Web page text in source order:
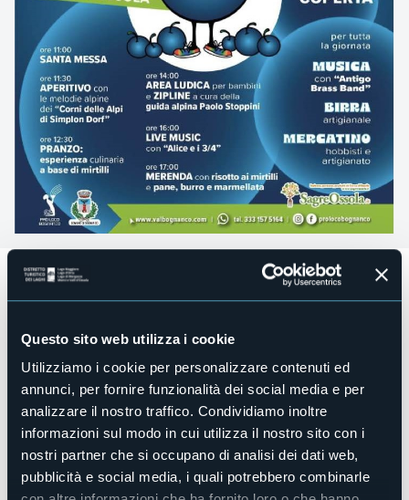
Questo sito web utilizza i cookie
Utilizziamo i cookie per personalizzare contenuti ed
annunci, per fornire funzionalità dei social media e per
analizzare il nostro traffico. Condividiamo inoltre
informazioni sul modo in cui utilizza il nostro sito con i
nostri partner che si occupano di analisi dei dati web,
pubblicità e social media, i quali potrebbero combinarle
***ANNULLATA CAUSA MALTEMPO***
33^ edizione della Sagra del Mirtillo
2024 a partire dalle 11.00
Finalmente, dopo una lunga attesa, torna l’imperdibile
Sagra del Mirtillo!
Un evento coloratissimo e gioioso il cui protagonista
assoluto è il mirtillo selvatico di montagna accompagnato
da musica, area ludica per bambini e mercatino di hobbisti
e artigianato.